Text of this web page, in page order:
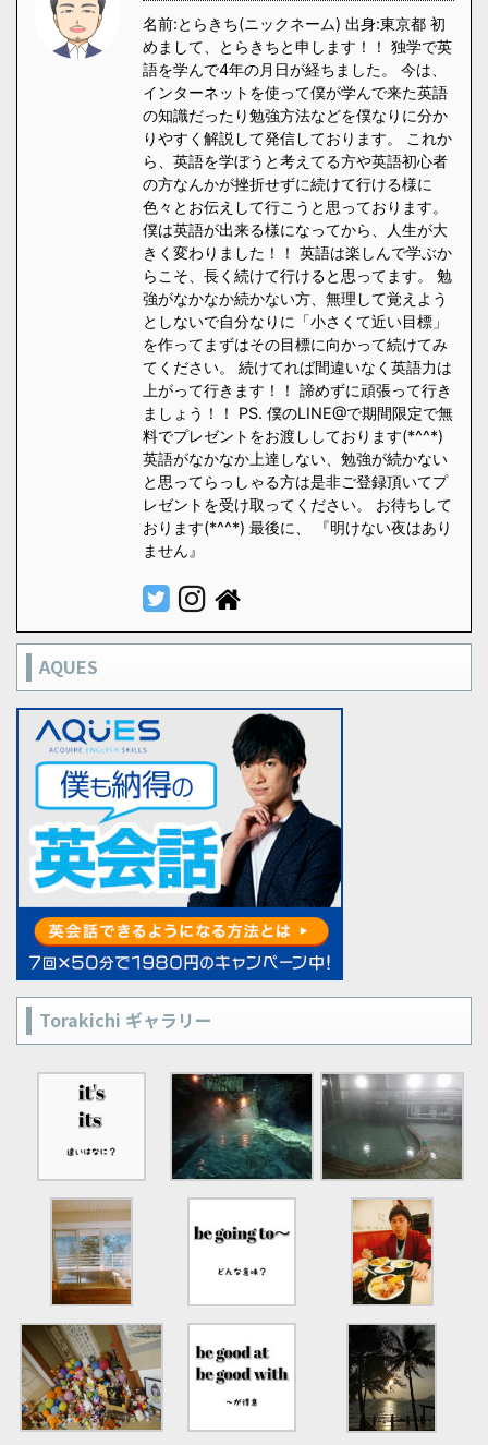
名前:とらきち(ニックネーム) 出身:東京都 初
めまして、とらきちと申します！！ 独学で英
語を学んで4年の月日が経ちました。 今は、
インターネットを使って僕が学んで来た英語
の知識だったり勉強方法などを僕なりに分か
りやすく解説して発信しております。 これか
ら、英語を学ぼうと考えてる方や英語初心者
の方なんかが挫折せずに続けて行ける様に
色々とお伝えして行こうと思っております。
僕は英語が出来る様になってから、人生が大
きく変わりました！！ 英語は楽しんで学ぶか
らこそ、長く続けて行けると思ってます。 勉
強がなかなか続かない方、無理して覚えよう
としないで自分なりに「小さくて近い目標」
を作ってまずはその目標に向かって続けてみ
てください。 続けてれば間違いなく英語力は
上がって行きます！！ 諦めずに頑張って行き
ましょう！！ PS. 僕のLINE@で期間限定で無
料でプレゼントをお渡ししております(*^^*)
英語がなかなか上達しない、勉強が続かない
と思ってらっしゃる方は是非ご登録頂いてプ
レゼントを受け取ってください。 お待ちして
おります(*^^*) 最後に、 『明けない夜はあり
ません』
AQUES
Torakichi ギャラリー